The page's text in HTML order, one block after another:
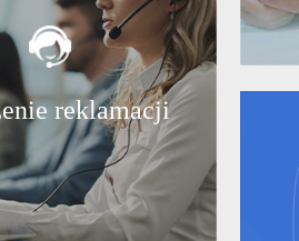
reklamacji